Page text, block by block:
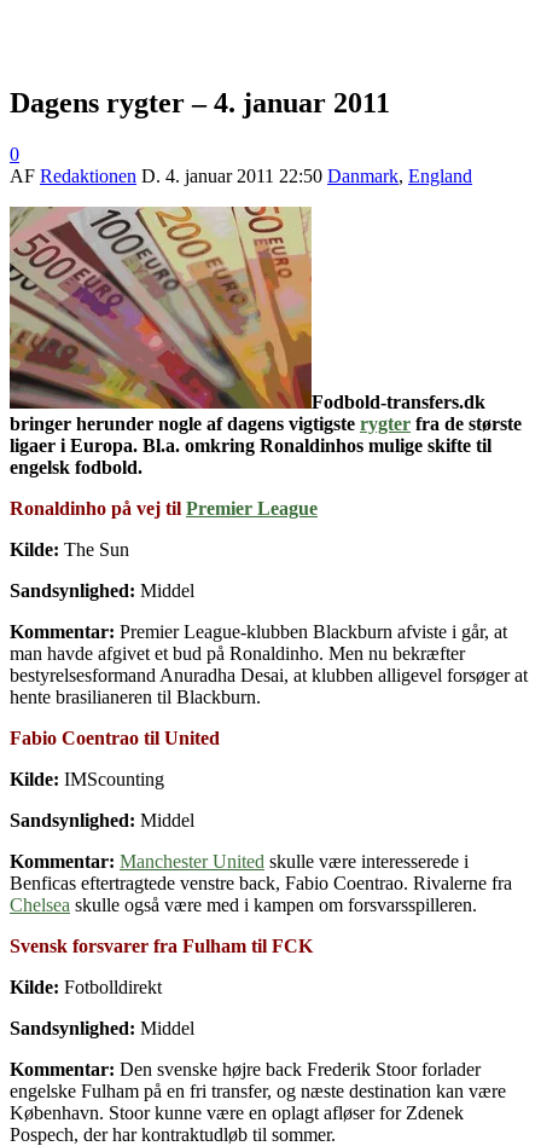
Dagens rygter – 4. januar 2011
0
AF Redaktionen D. 4. januar 2011 22:50 Danmark, England
Fodbold-transfers.dk
bringer herunder nogle af dagens vigtigste rygter fra de største
ligaer i Europa. Bl.a. omkring Ronaldinhos mulige skifte til
engelsk fodbold.
Ronaldinho på vej til Premier League
Kilde: The Sun
Sandsynlighed: Middel
Kommentar: Premier League-klubben Blackburn afviste i går, at
man havde afgivet et bud på Ronaldinho. Men nu bekræfter
bestyrelsesformand Anuradha Desai, at klubben alligevel forsøger at
hente brasilianeren til Blackburn.
Fabio Coentrao til United
Kilde: IMScounting
Sandsynlighed: Middel
Kommentar: Manchester United skulle være interesserede i
Benficas eftertragtede venstre back, Fabio Coentrao. Rivalerne fra
Chelsea skulle også være med i kampen om forsvarsspilleren.
Svensk forsvarer fra Fulham til FCK
Kilde: Fotbolldirekt
Sandsynlighed: Middel
Kommentar: Den svenske højre back Frederik Stoor forlader
engelske Fulham på en fri transfer, og næste destination kan være
København. Stoor kunne være en oplagt afløser for Zdenek
Pospech, der har kontraktudløb til sommer.